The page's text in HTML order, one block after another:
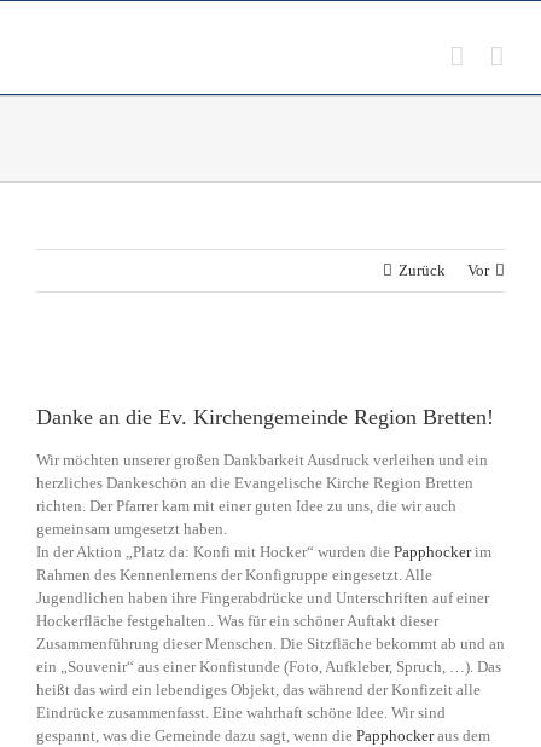
Zurück Vor
Bild
Danke an die Ev. Kirchengemeinde Region Bretten!
Wir möchten unserer großen Dankbarkeit Ausdruck verleihen und ein
herzliches Dankeschön an die Evangelische Kirche Region Bretten
richten. Der Pfarrer kam mit einer guten Idee zu uns, die wir auch
gemeinsam umgesetzt haben.
In der Aktion „Platz da: Konfi mit Hocker“ wurden die Papphockerim
Rahmen des Kennenlernens der Konfigruppe eingesetzt. Alle
Jugendlichen haben ihre Fingerabdrücke und Unterschriften auf einer
Hockerfläche festgehalten.. Was für ein schöner Auftakt dieser
Zusammenführung dieser Menschen. Die Sitzfläche bekommt ab und an
ein „Souvenir“ aus einer Konfistunde (Foto, Aufkleber, Spruch, …). Das
heißt das wird ein lebendiges Objekt, das während der Konfizeit alle
Eindrücke zusammenfasst. Eine wahrhaft schöne Idee. Wir sind
gespannt, was die Gemeinde dazu sagt, wenn die Papphockeraus dem